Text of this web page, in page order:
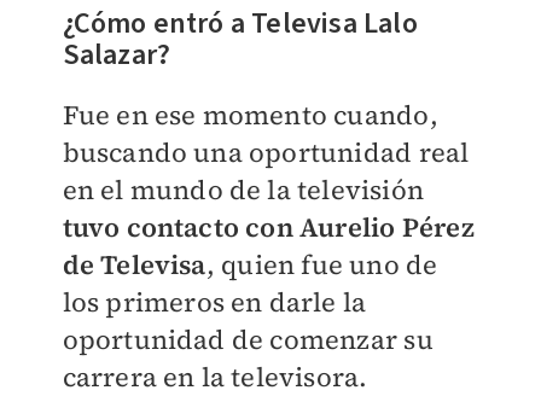
¿Cómo entró a Televisa Lalo
Salazar?
Fue en ese momento cuando,
buscando una oportunidad real
en el mundo de la televisión
tuvo contacto con Aurelio Pérez
de Televisa, quien fue uno de
los primeros en darle la
oportunidad de comenzar su
carrera en la televisora.